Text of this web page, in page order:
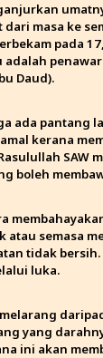
masa ke
pada
adalah
Daud).
ada pantang
kerana
SAW
boleh
atau semasa
tidak
luka.
yang
ini akan